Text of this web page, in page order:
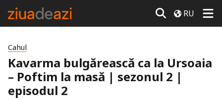
RU
Cahul
Kavarma bulgărească ca la Ursoaia
– Poftim la masă | sezonul 2 |
episodul 2